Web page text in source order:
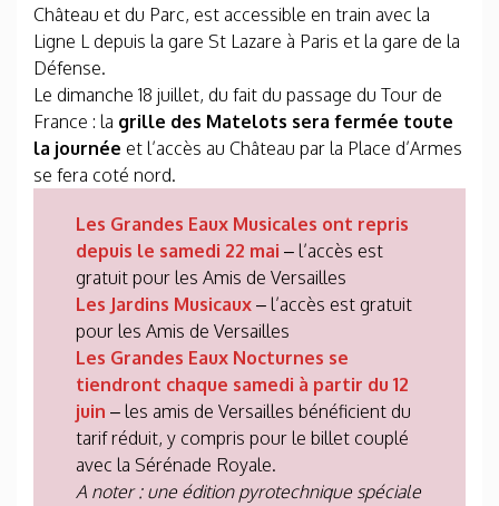
Château et du Parc, est accessible en train avec la
Ligne L depuis la gare St Lazare à Paris et la gare de la
Défense.
Le dimanche 18 juillet, du fait du passage du Tour de
France : la grille des Matelots sera fermée toute
la journée et l’accès au Château par la Place d’Armes
se fera coté nord.
Les Grandes Eaux Musicales ont repris
depuis le samedi 22 mai – l’accès est
gratuit pour les Amis de Versailles
Les Jardins Musicaux – l’accès est gratuit
pour les Amis de Versailles
Les Grandes Eaux Nocturnes se
tiendront chaque samedi à partir du 12
juin – les amis de Versailles bénéficient du
tarif réduit, y compris pour le billet couplé
avec la Sérénade Royale.
A noter : une édition pyrotechnique spéciale